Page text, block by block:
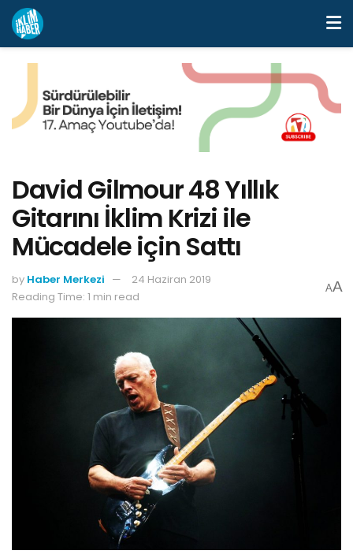
David Gilmour 48 Yıllık
Gitarını İklim Krizi ile
Mücadele için Sattı
by Haber Merkezi
24 Haziran 2019
Reading Time: 1 min read
AA